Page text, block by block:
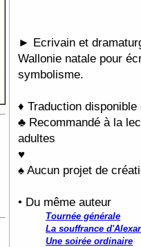
► Ecrivain et
Wallonie natale pour
symbolisme.
♦ Traduction
♣ Recommandé à la
adultes
♥
♠ Aucun projet de
• Du même auteur
Tournée générale
La souffrance
Une soirée ordinaire